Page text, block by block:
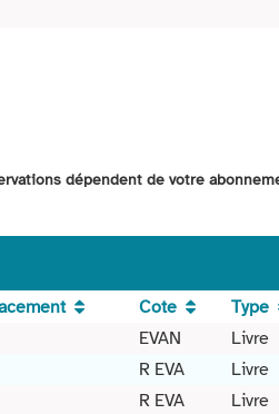
dépendent de votre
Cote Type
EVAN Livre
R EVA Livre
R EVA Livre